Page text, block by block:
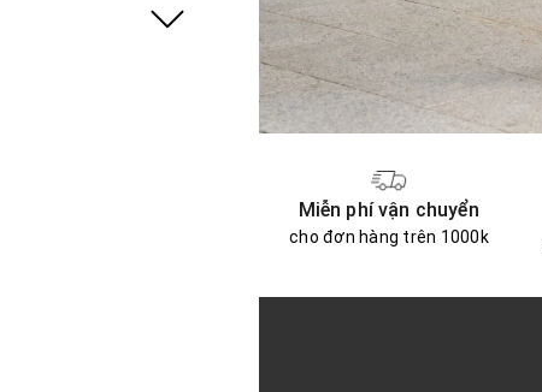
Miễn phí vận chuyển
cho đơn hàng trên 1000k